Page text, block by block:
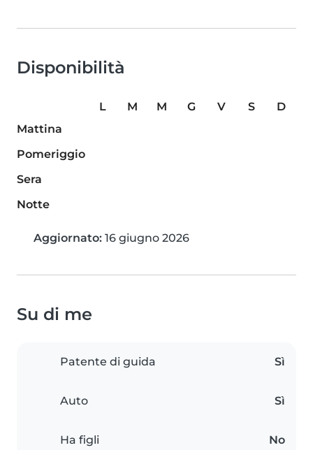
Disponibilità
L M M G V S
D
Mattina
Pomeriggio
Sera
Notte
Aggiornato: 16 giugno 2026
Su di me
Patente di guida Sì
Auto Sì
Ha figli No